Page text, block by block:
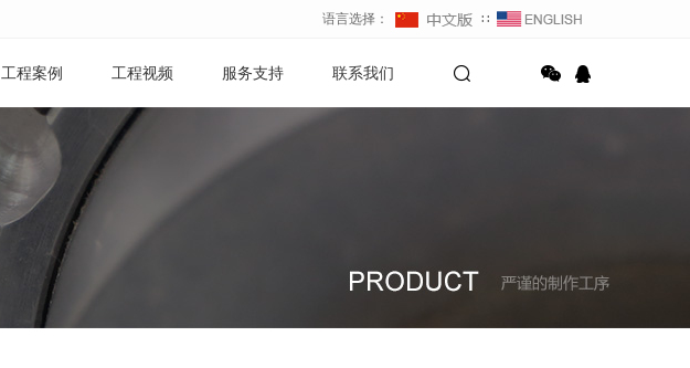
语言选择： ∷
工程案例 工程视频 服务支持 联系我们